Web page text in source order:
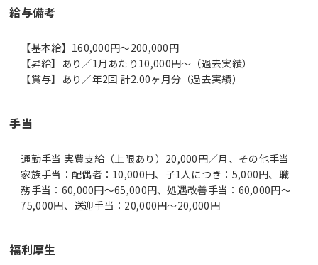
給与備考
【基本給】160,000円～200,000円
【昇給】あり／1月あたり10,000円～（過去実績）
【賞与】あり／年2回 計2.00ヶ月分（過去実績）
手当
通勤手当 実費支給（上限あり）20,000円／月、その他手当
家族手当：配偶者：10,000円、子1人につき：5,000円、職
務手当：60,000円～65,000円、処遇改善手当：60,000円～
75,000円、送迎手当：20,000円～20,000円
福利厚生